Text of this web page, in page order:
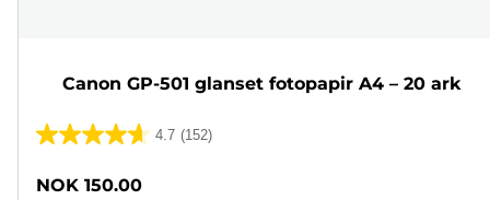
Canon GP-501 glanset fotopapir A4 – 20 ark
4.7 (152)
4.7
NOK 150.00